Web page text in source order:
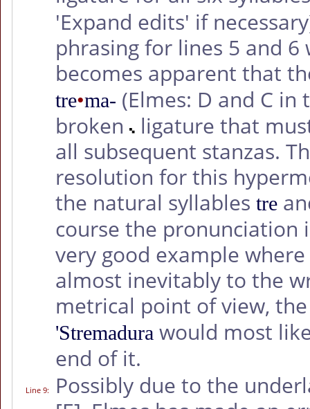
'Expand edits' if
phrasing for lines 5 and
becomes apparent that
tre•ma- (Elmes: D and C
broken
ligature that
all subsequent stanzas.
resolution for this
the natural syllables tre
course the pronunciation
very good example
almost inevitably to the
metrical point of view,
'Stremadura would most
end of it.
Line 9:
Possibly due to the